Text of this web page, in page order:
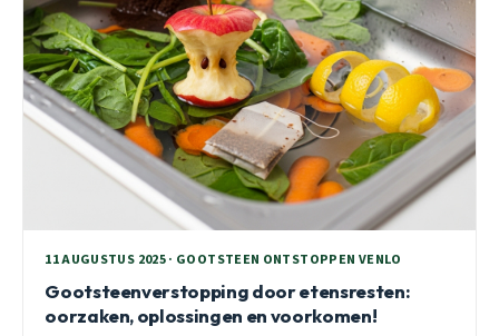
11 AUGUSTUS 2025 · GOOTSTEEN ONTSTOPPEN VENLO
Gootsteenverstopping door etensresten:
oorzaken, oplossingen en voorkomen!